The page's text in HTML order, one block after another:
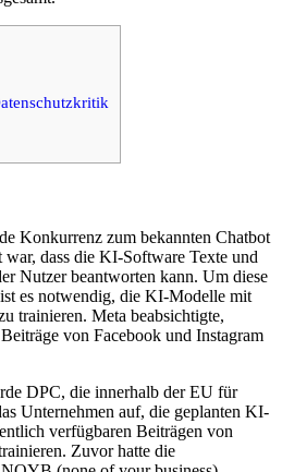
Konkurrenz zum bekannten Chatbot
dass die KI-Software Texte und
Nutzer beantworten kann. Um diese
es notwendig, die KI-Modelle mit
trainieren. Meta beabsichtigte,
von Facebook und Instagram
DPC, die innerhalb der EU für
Unternehmen auf, die geplanten KI-
verfügbaren Beiträgen von
Zuvor hatte die